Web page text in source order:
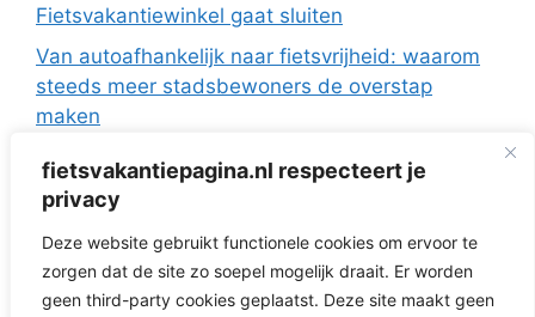
fietsvakantiepagina.nl respecteert je
privacy
Deze website gebruikt functionele cookies om ervoor te
zorgen dat de site zo soepel mogelijk draait. Er worden
geen third-party cookies geplaatst. Deze site maakt geen
Fietsvakantiewinkel gaat sluiten
Van autoafhankelijk naar fietsvrijheid: waarom
steeds meer stadsbewoners de overstap
maken
De Europese fietsvakanties van ANWB Reizen
Fietsen in Frankrijk: drie regio’s die ideaal zijn
Fietsvakantie zonder te verkassen: 3 topregio’s
voor dagtochten vanuit je huisje